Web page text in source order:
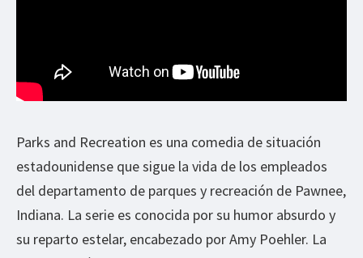
Parks and Recreation es una comedia de situación
estadounidense que sigue la vida de los empleados
del departamento de parques y recreación de Pawnee,
Indiana. La serie es conocida por su humor absurdo y
su reparto estelar, encabezado por Amy Poehler. La